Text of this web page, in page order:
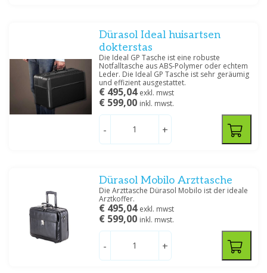
Spezifikation
Leder(5)
Leder, Polyamide
(1)
Nylon(1)
Dürasol Ideal huisartsen
dokterstas
Die Ideal GP Tasche ist eine robuste
Notfalltasche aus ABS-Polymer oder echtem
Leder. Die Ideal GP Tasche ist sehr geräumig
und effizient ausgestattet.
€ 495,04 exkl. mwst
€ 599,00 inkl. mwst.
- +
Dürasol Mobilo Arzttasche
Die Arzttasche Dürasol Mobilo ist der ideale
Arztkoffer.
€ 495,04 exkl. mwst
€ 599,00 inkl. mwst.
- +